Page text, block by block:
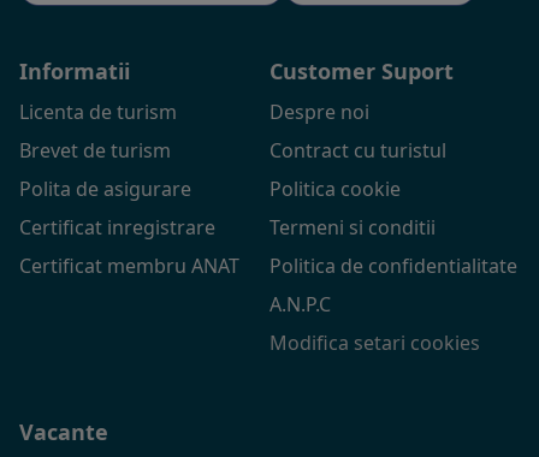
Informatii
Licenta de turism
Brevet de turism
Polita de asigurare
Certificat inregistrare
Certificat membru ANAT
Customer Suport
Despre noi
Contract cu turistul
Politica cookie
Termeni si conditii
Politica de confidentialitate
A.N.P.C
Modifica setari cookies
Vacante